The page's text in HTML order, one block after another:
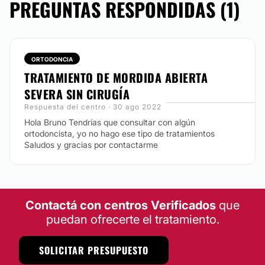
No
PREGUNTAS RESPONDIDAS (1)
ORTODONCIA
TRATAMIENTO DE MORDIDA ABIERTA
SEVERA SIN CIRUGÍA
Respuesta del centro · 30 ago 2022
Hola Bruno Tendrías que consultar con algún
ortodoncista, yo no hago ese tipo de tratamientos
Saludos y gracias por contactarme
Contactá con centros Verificados que
puedan ofrecerte el tratamiento.
SOLICITAR PRESUPUESTO